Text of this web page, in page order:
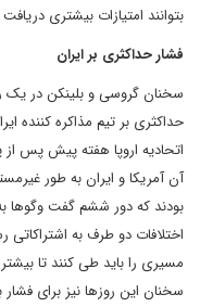
بتوانند امتیازات بیشتری دریافت
فشار حداکثری بر ایران
سخنان گروسی و بلینکن در یک
حداکثری بر تیم مذاکره کننده
اتحادیه اروپا هفته پیش پس
آن آمریکا و ایران به طور
بودند که دور ششم گفت وگو‌ها
اختلافات دو طرف به
مسیری را باید طی کنند تا
سخنان این روز‌ها نیز برای فشار